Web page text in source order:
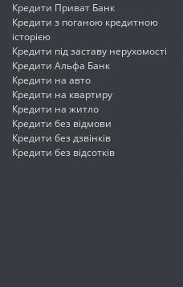
Кредити Приват Банк
Кредити з поганою кредитною
історією
Кредити під заставу нерухомості
Кредити Альфа Банк
Кредити на авто
Кредити на квартиру
Кредити на житло
Кредити без відмови
Кредити без дзвінків
Кредити без відсотків